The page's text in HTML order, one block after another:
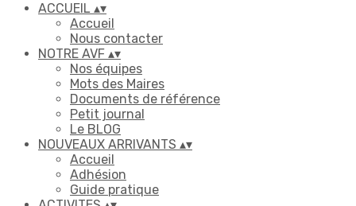
ACCUEIL ▴▾
Accueil
Nous contacter
NOTRE AVF ▴▾
Nos équipes
Mots des Maires
Documents de référence
Petit journal
Le BLOG
NOUVEAUX ARRIVANTS ▴▾
Accueil
Adhésion
Guide pratique